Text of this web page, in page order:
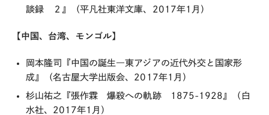
談録 ２』（平凡社東洋文庫、2017年1月）
【中国、台湾、モンゴル】
岡本隆司『中国の誕生―東アジアの近代外交と国家形
成』（名古屋大学出版会、2017年1月）
杉山祐之『張作霖 爆殺への軌跡 1875-1928』（白
水社、2017年1月）